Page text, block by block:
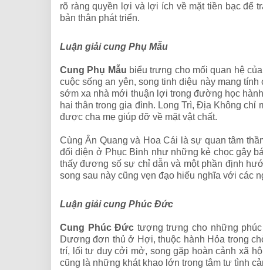
rõ ràng quyền lợi và lợi ích về mặt tiền bạc để
bản thân phát triển.
Luận giải cung Phụ Mẫu
Cung Phụ Mẫu biểu trưng cho mối quan hệ
cuộc sống an yên, song tinh diệu này mang
sớm xa nhà mới thuận lợi trong đường học
hai thân trong gia đình. Long Trì, Địa Không chỉ
được cha mẹ giúp đỡ về mặt vật chất.
Cùng Ân Quang và Hoa Cái là sự quan tâm
đối diện ở Phục Binh như những kẻ chọc gậy
thấy đương số sự chỉ dẫn và một phần định
song sau này cũng vẹn đạo hiếu nghĩa với các
Luận giải cung Phúc Đức
Cung Phúc Đức tượng trưng cho những
Dương đơn thủ ở Hợi, thuộc hành Hỏa trong
trí, lối tư duy cởi mở, song gặp hoàn cảnh xã
cũng là những khát khao lớn trong tâm tư tình